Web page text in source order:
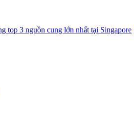
top 3 nguồn cung lớn nhất tại Singapore